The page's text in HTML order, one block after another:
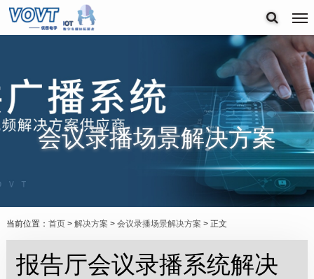
会议录播场景解决方案
当前位置： 首页> 解决方案 > 会议录播场景解决方案 > 正文
报告厅会议录播系统解决